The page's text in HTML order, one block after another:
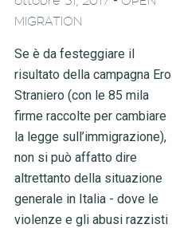
MIGRATION
Se è da festeggiare il
risultato della campagna Ero
Straniero (con le 85 mila
firme raccolte per cambiare
la legge sull’immigrazione),
non si può affatto dire
altrettanto della situazione
generale in Italia - dove le
violenze e gli abusi razzisti